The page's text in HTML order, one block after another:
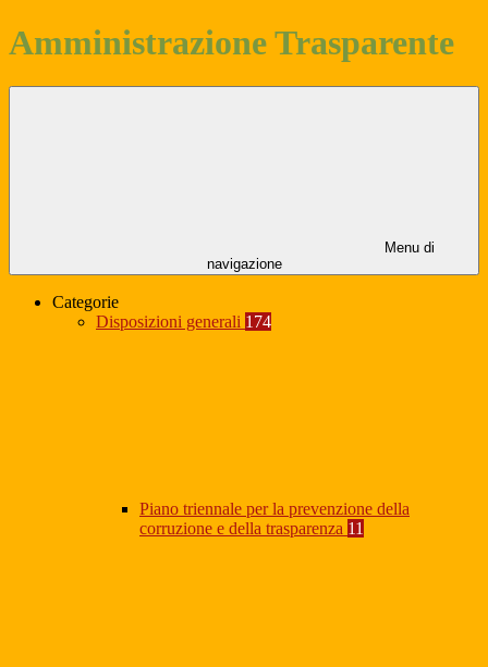
Amministrazione Trasparente
Menu di
navigazione
Categorie
Disposizioni generali 174
Piano triennale per la prevenzione della
corruzione e della trasparenza 11